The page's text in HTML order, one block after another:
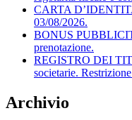
CARTA
03/08/2026.
BONUS
prenotazione.
REGISTRO DEI
societarie.
Archivio